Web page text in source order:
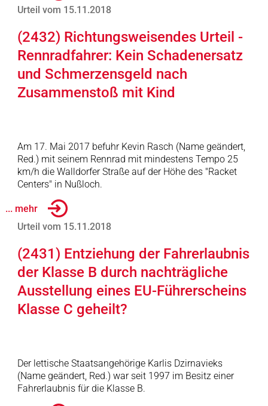
Urteil vom 15.11.2018
(2432) Richtungsweisendes Urteil -
Rennradfahrer: Kein Schadenersatz
und Schmerzensgeld nach
Zusammenstoß mit Kind
Am 17. Mai 2017 befuhr Kevin Rasch (Name geändert,
Red.) mit seinem Rennrad mit mindestens Tempo 25
km/h die Walldorfer Straße auf der Höhe des "Racket
Centers" in Nußloch.
... mehr
Urteil vom 15.11.2018
(2431) Entziehung der Fahrerlaubnis
der Klasse B durch nachträgliche
Ausstellung eines EU-Führerscheins
Klasse C geheilt?
Der lettische Staatsangehörige Karlis Dzirnavieks
(Name geändert, Red.) war seit 1997 im Besitz einer
Fahrerlaubnis für die Klasse B.